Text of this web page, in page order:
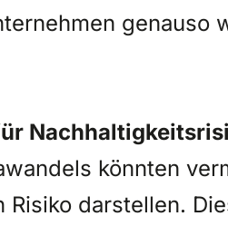
genauso
könnten
darstellen.